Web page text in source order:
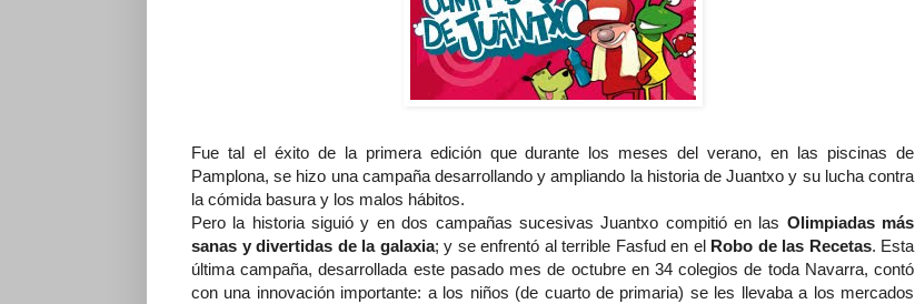
Fue tal el éxito de la primera edición que durante los meses del verano, en las piscinas de
Pamplona, se hizo una campaña desarrollando y ampliando la historia de Juantxo y su lucha contra
la cómida basura y los malos hábitos.
Pero la historia siguió y en dos campañas sucesivas Juantxo compitió en las Olimpiadas más
sanas y divertidas de la galaxia; y se enfrentó al terrible Fasfud en el Robo de las Recetas. Esta
última campaña, desarrollada este pasado mes de octubre en 34 colegios de toda Navarra, contó
con una innovación importante: a los niños (de cuarto de primaria) se les llevaba a los mercados